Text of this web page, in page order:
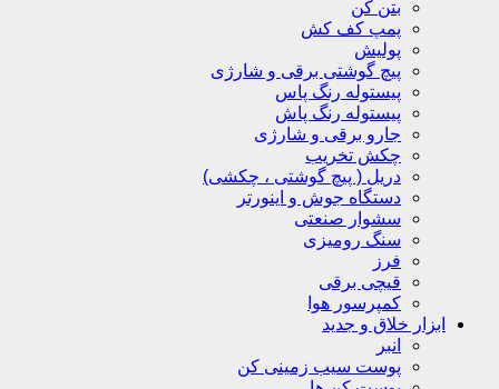
بتن کن
پمپ کف کش
پولیش
پیچ گوشتی برقی و شارژی
پیستوله رنگ پاس
پیستوله رنگ پاش
جارو برقی و شارژی
چکش تخریب
دریل ( پیچ گوشتی ، چکشی)
دستگاه جوش و اینورتر
سشوار صنعتی
سنگ رومیزی
فرز
قیچی برقی
کمپرسور هوا
ابزار خلاق و جدید
انبر
پوست سیب زمینی کن